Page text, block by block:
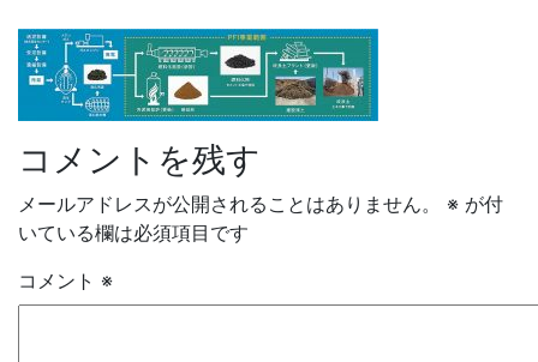
コメントを残す
メールアドレスが公開されることはありません。 ※ が付
いている欄は必須項目です
コメント ※